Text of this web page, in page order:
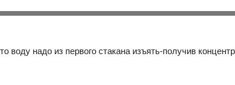
воду надо из первого стакана изъять-получив